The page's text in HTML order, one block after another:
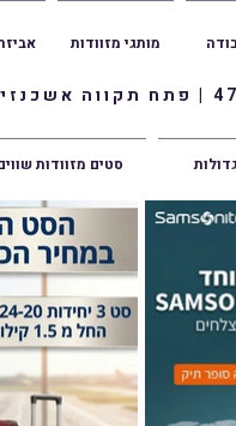
מותגי מזוודות
סטים מזוודות